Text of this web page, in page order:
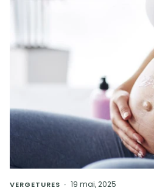
VERGETURES 19 mai, 2025